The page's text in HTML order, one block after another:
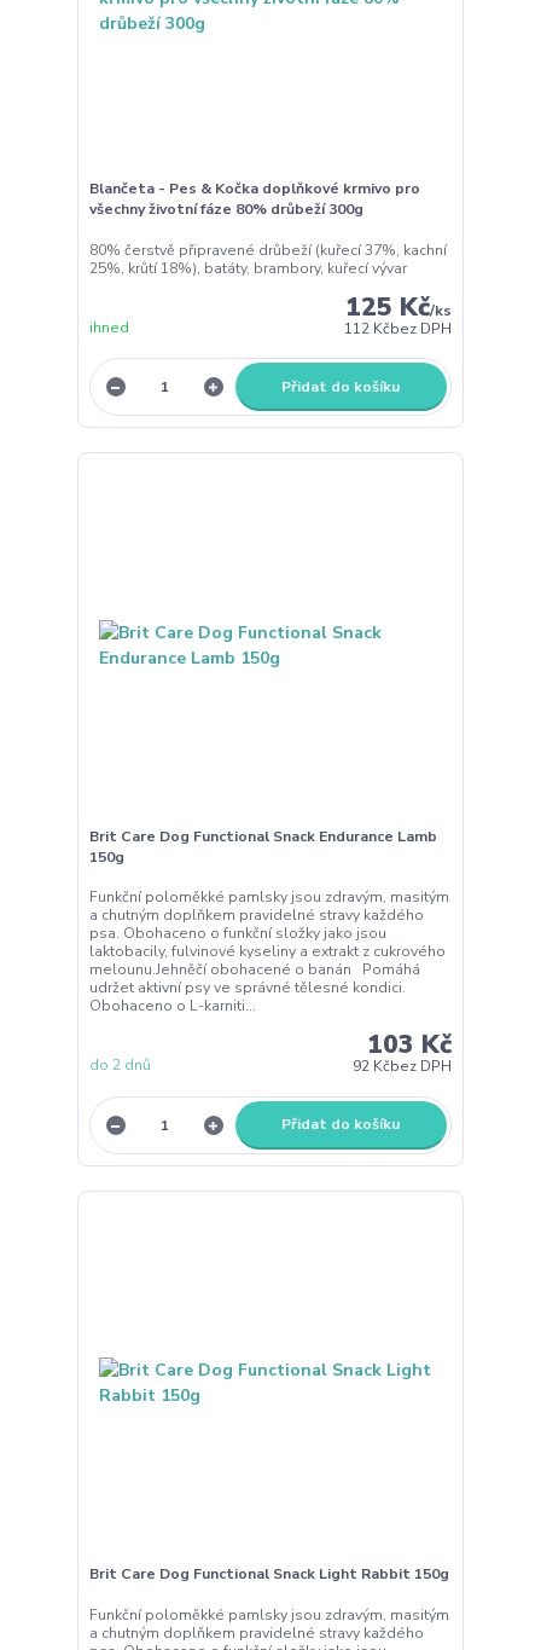
Blančeta - Pes & Kočka doplňkové krmivo pro
všechny životní fáze 80% drůbeží 300g
80% čerstvě připravené drůbeží (kuřecí 37%, kachní
25%, krůtí 18%), batáty, brambory, kuřecí vývar
125 Kč/ks
112 Kčbez DPH
ihned
Přidat do košíku
Brit Care Dog Functional Snack Endurance Lamb
150g
Funkční poloměkké pamlsky jsou zdravým, masitým
a chutným doplňkem pravidelné stravy každého
psa. Obohaceno o funkční složky jako jsou
laktobacily, fulvinové kyseliny a extrakt z cukrového
melounu.Jehněčí obohacené o banán Pomáhá
udržet aktivní psy ve správné tělesné kondici.
Obohaceno o L-karniti...
103 Kč
92 Kčbez DPH
do 2 dnů
Přidat do košíku
Brit Care Dog Functional Snack Light Rabbit 150g
Funkční poloměkké pamlsky jsou zdravým, masitým
a chutným doplňkem pravidelné stravy každého